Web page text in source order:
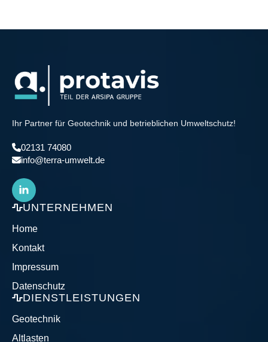
Ihr Partner für Geotechnik und betrieblichen Umweltschutz!
02131 74080
info@terra-umwelt.de
UNTERNEHMEN
Home
Kontakt
Impressum
Datenschutz
DIENSTLEISTUNGEN
Geotechnik
Altlasten